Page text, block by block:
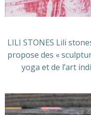
LILI STONES Lili
propose des «
yoga et de l’art